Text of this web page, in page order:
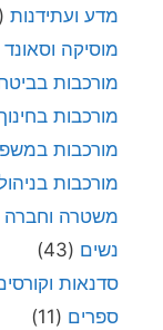
מדע ועתידנות (135)
מוסיקה וסאונד
מורכבות
מורכבות
מורכבות
מורכבות
משטרה וחברה
נשים (43)
סדנאות
ספרים (11)